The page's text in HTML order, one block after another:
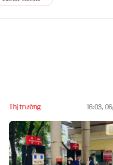
Thị trường 16:03,